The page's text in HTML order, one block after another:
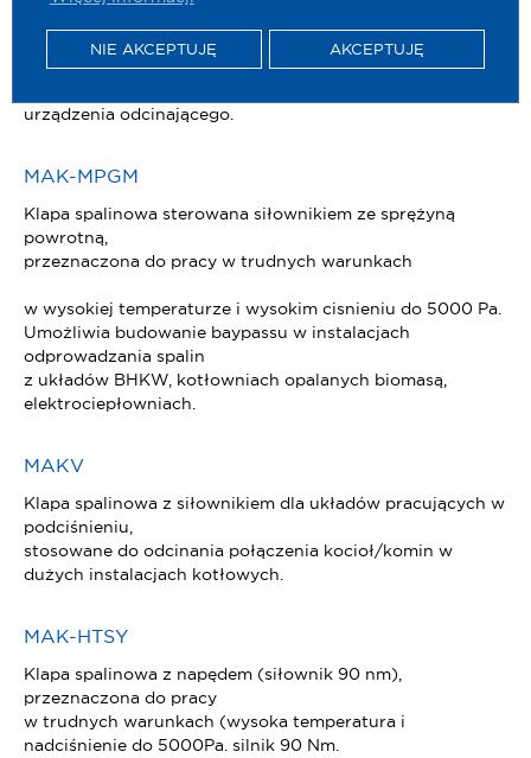
NIE AKCEPTUJĘ AKCEPTUJĘ
MAK
klapa spalinowa z siłownikiem
dla układów pracujących w
urządzenia odcinającego.
MAK-MPGM
Klapa spalinowa sterowana siłownikiem ze sprężyną
powrotną,
przeznaczona do pracy w trudnych warunkach
w wysokiej temperaturze i wysokim cisnieniu do 5000 Pa.
Umożliwia budowanie baypassu w instalacjach
odprowadzania spalin
z układów BHKW, kotłowniach opalanych biomasą,
elektrociepłowniach.
MAKV
Klapa spalinowa z siłownikiem dla układów pracujących w
podciśnieniu,
stosowane do odcinania połączenia kocioł/komin w
dużych instalacjach kotłowych.
MAK-HTSY
Klapa spalinowa z napędem (siłownik 90 nm),
przeznaczona do pracy
w trudnych warunkach (wysoka temperatura i
nadciśnienie do 5000Pa. silnik 90 Nm.